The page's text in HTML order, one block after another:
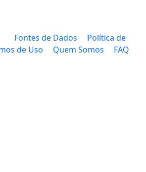
Fontes de Dados
Política de
de Uso Quem Somos FAQ